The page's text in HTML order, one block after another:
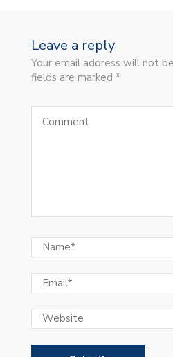
Leave a reply
Your email address will not
fields are marked *